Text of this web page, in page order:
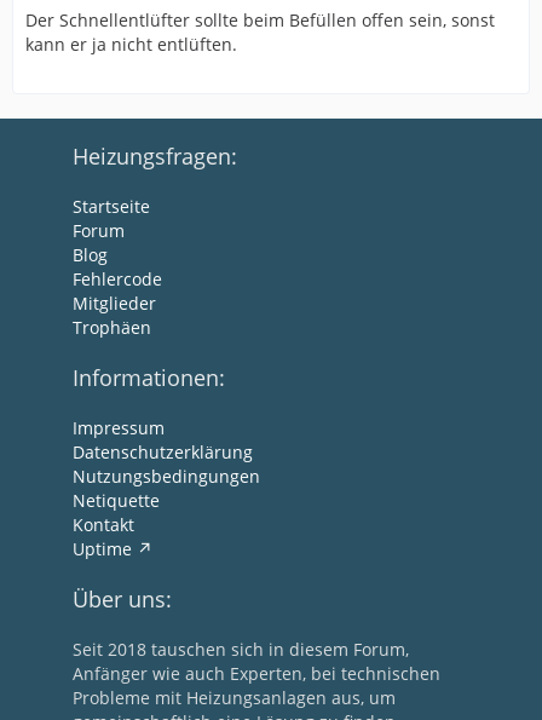
Der Schnellentlüfter sollte beim Befüllen offen sein, sonst
kann er ja nicht entlüften.
Heizungsfragen:
Startseite
Forum
Blog
Fehlercode
Mitglieder
Trophäen
Informationen:
Impressum
Datenschutzerklärung
Nutzungsbedingungen
Netiquette
Kontakt
Uptime
Über uns:
Seit 2018 tauschen sich in diesem Forum,
Anfänger wie auch Experten, bei technischen
Probleme mit Heizungsanlagen aus, um